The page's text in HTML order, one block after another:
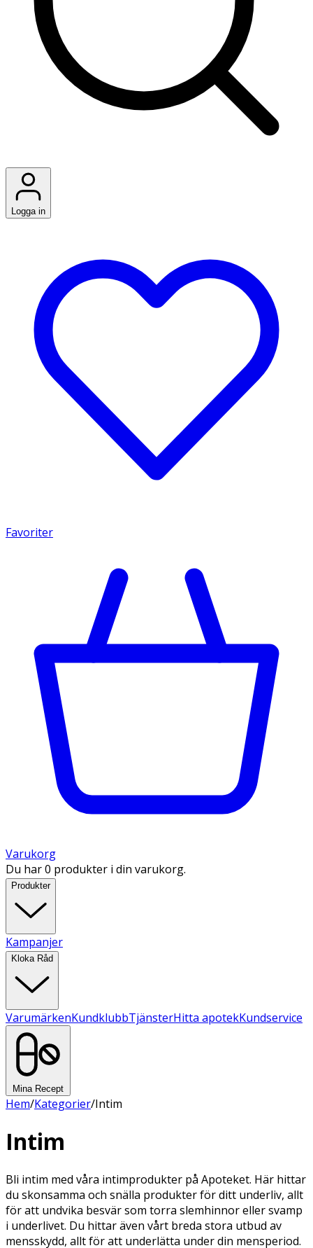
Logga in
Favoriter
Varukorg
Du har 0 produkter i din varukorg.
Produkter
Kampanjer
Kloka Råd
VarumärkenKundklubbTjänsterHitta apotekKundservice
Mina Recept
Hem/Kategorier/Intim
Intim
Bli intim med våra intimprodukter på Apoteket. Här hittar
du skonsamma och snälla produkter för ditt underliv, allt
för att undvika besvär som torra slemhinnor eller svamp
i underlivet. Du hittar även vårt breda stora utbud av
mensskydd, allt för att underlätta under din mensperiod.